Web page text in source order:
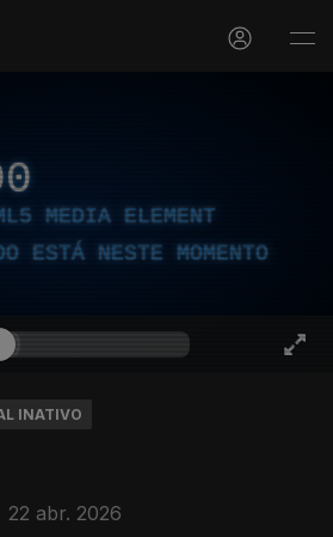
MEDIA ELEMENT
ESTÁ NESTE MOMENTO
INATIVO
22 abr. 2026